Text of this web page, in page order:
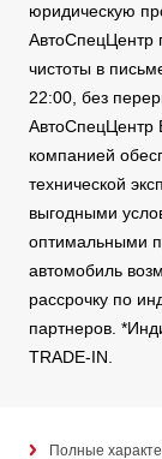
юридическую
АвтоСпецЦентр
чистоты в
22:00, без
АвтоСпецЦентр
компанией
технической
выгодными
оптимальными
автомобиль
рассрочку по
партнеров.
TRADE-IN.
Полные